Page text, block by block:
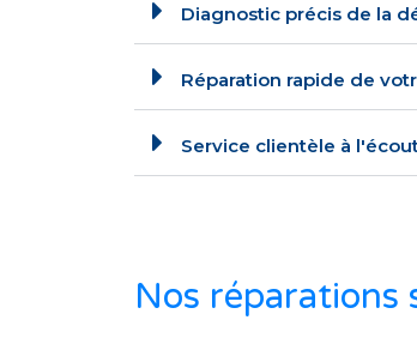
Diagnostic précis de la
Réparation rapide de
Service clientèle à
Nos réparations